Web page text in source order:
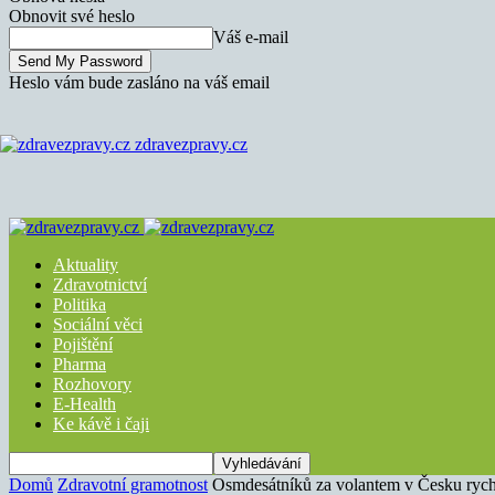
Obnovit své heslo
Váš e-mail
Heslo vám bude zasláno na váš email
zdravezpravy.cz
Aktuality
Zdravotnictví
Politika
Sociální věci
Pojištění
Pharma
Rozhovory
E-Health
Ke kávě i čaji
Domů Zdravotní gramotnost Osmdesátníků za volantem v Česku